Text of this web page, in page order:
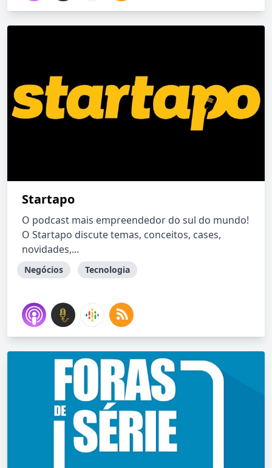
Startapo
O podcast mais empreendedor do sul do mundo!
O Startapo discute temas, conceitos, cases,
novidades,...
Negócios Tecnologia